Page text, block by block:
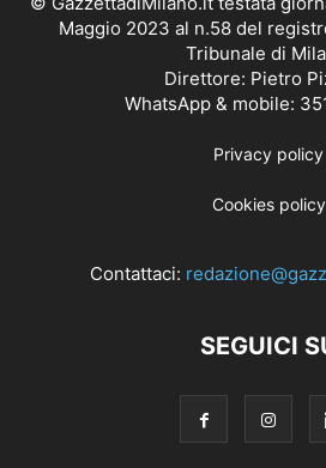
Maggio 2023 al n.58 del
Tribunale di
Direttore: Pietro
WhatsApp & mobile:
Privacy policy
Cookies policy
Contattaci:
SEGUICI